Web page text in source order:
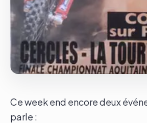
Ce week end encore deux
parle :